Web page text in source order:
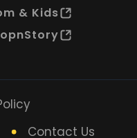
& Kids
Contact Us